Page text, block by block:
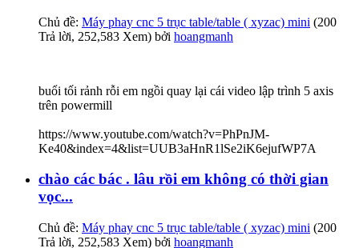
Chủ đề: Máy phay cnc 5 trục table/table ( xyzac) mini (200
Trả lời, 252,583 Xem) bởi hoangmanh
buổi tối rảnh rỗi em ngồi quay lại cái video lập trình 5 axis
trên powermill
https://www.youtube.com/watch?v=PhPnJM-
Ke40&index=4&list=UUB3aHnR1lSe2iK6ejufWP7A
chào các bác . lâu rồi em không có thời gian
vọc...
Chủ đề: Máy phay cnc 5 trục table/table ( xyzac) mini (200
Trả lời, 252,583 Xem) bởi hoangmanh